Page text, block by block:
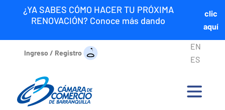
¿YA SABES CÓMO HACER TU PRÓXIMA
RENOVACIÓN? Conoce más dando
clic
aquí
Ingreso / Registro
EN
ES